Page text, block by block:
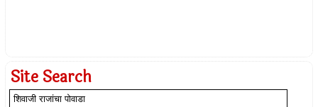
Site Search